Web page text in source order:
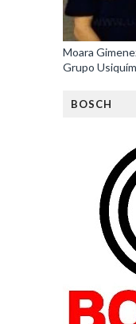
Moara
Grupo
BOSCH